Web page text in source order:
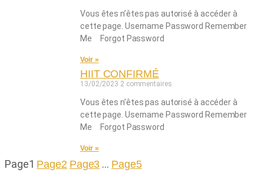
Vous êtes n’êtes pas autorisé à accéder à
cette page. Username Password Remember
Me Forgot Password
Voir »
HIIT CONFIRMÉ
13/02/2023 2 commentaires
Vous êtes n’êtes pas autorisé à accéder à
cette page. Username Password Remember
Me Forgot Password
Voir »
Page1 Page2 Page3 … Page5